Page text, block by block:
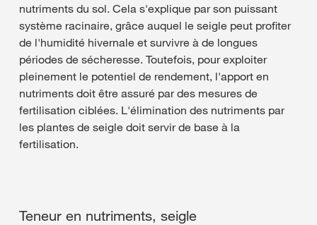
nutriments du sol. Cela s'explique par son puissant
système racinaire, grâce auquel le seigle peut profiter
de l'humidité hivernale et survivre à de longues
périodes de sécheresse. Toutefois, pour exploiter
pleinement le potentiel de rendement, l'apport en
nutriments doit être assuré par des mesures de
fertilisation ciblées. L'élimination des nutriments par
les plantes de seigle doit servir de base à la
fertilisation.
Teneur en nutriments, seigle